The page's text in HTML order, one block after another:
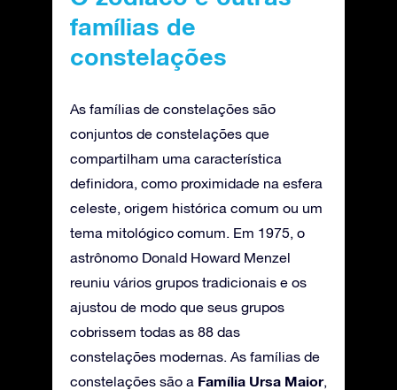
famílias de
constelações
As famílias de constelações são
conjuntos de constelações que
compartilham uma característica
definidora, como proximidade na esfera
celeste, origem histórica comum ou um
tema mitológico comum. Em 1975, o
astrônomo Donald Howard Menzel
reuniu vários grupos tradicionais e os
ajustou de modo que seus grupos
cobrissem todas as 88 das
constelações modernas. As famílias de
constelações são a Família Ursa Maior,